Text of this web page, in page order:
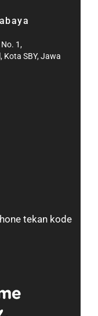
1,
Kota SBY, Jawa
tekan kode